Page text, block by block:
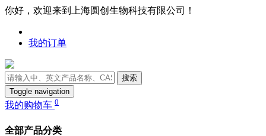
你好，欢迎来到上海圆创生物科技有限公司！
我的订单
搜索
Toggle navigation
我的购物车 0
全部产品分类